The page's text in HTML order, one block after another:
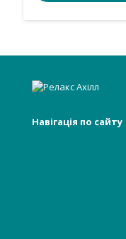
Навігація по сайту